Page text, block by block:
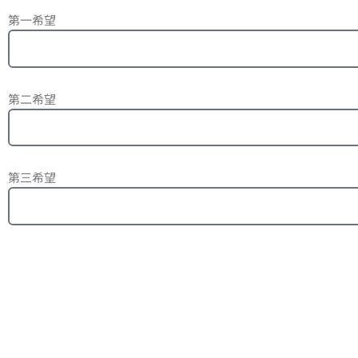
第一希望
第二希望
第三希望